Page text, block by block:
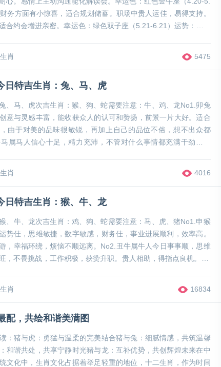
务方面有小惊喜，适合规划储蓄。职场中贵人运佳，易得支持。
合约会增进亲密。幸运色：绿色双子座（5.21-6.21）运势：思维
肖 5475
日特吉生肖：兔、马、虎
、马、虎次吉生肖：猴、狗、蛇需要注意：牛、鸡、龙No1.卯兔
意与灵感丰富，能收获众人的认可和赞扬，前景一片大好。适合
由于对美的品味很敏锐，再加上自己的品位不俗，想不出众都
属马人信心十足，精力充沛，不管对什么事情都充满干劲和热
肖 4016
日特吉生肖：猴、牛、龙
、牛、龙次吉生肖：鸡、狗、蛇需要注意：马、虎、猪No1.申猴
势佳，思维敏捷，数字敏感，财务佳，事业进展顺利，效率高。
，幸福环绕，烦恼不顺远离。No2.丑牛属牛人今日事事顺，思维
，不畏挑战，工作积极，获赞升职。贵人相助，得指点良机。No
肖 16834
配，共绘和谐美满图
：猪与虎：勇猛与温柔的完美结合猪与兔：细腻情感，共筑温馨
和谐共处，共享宁静时光猪与龙：互补优势，共创辉煌未来在中
文化中，生肖文化占据着举足轻重的地位，十二生肖，作为时间